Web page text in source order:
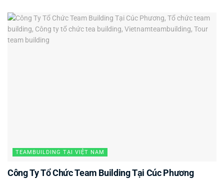
TEAMBUILDING TẠI VIỆT NAM
Công Ty Tổ Chức Team Building Tại Cúc Phương